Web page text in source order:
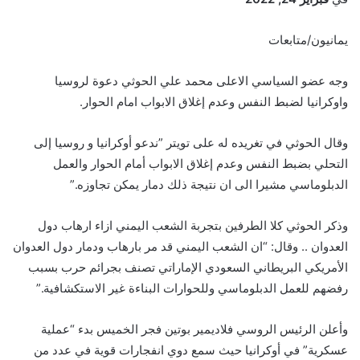
يمانيون/متابعات
وجه عضو السياسي الاعلى محمد علي الحوثي دعوة لروسيا
واوكرانيا لضبط النفس وعدم إغلاق الابواب امام الحوار.
وقال الحوثي في تغريده له على تويتر ‏”ندعو ‎أوكرانيا و ‎روسيا إلى
التحلي بضبط النفس وعدم إغلاق الابواب أمام الحوار والعمل
الدبلوماسي مشيرا الى ان نتيجة ذلك دمار يمكن تجاوزه.”
وذكر الحوثي كلا الطرفين بتجربة الشعب اليمني ازاء ارهاب دول
العدوان .. وقال: “ان الشعب اليمني قد مر بارهاب ودمار دول العدوان
الأمريكي البريطاني السعودي الإماراتي تصنف بجرائم حرب بسبب
رفضهم للعمل الدبلوماسي وللحوارات البناءة غير الاستكشافية.”
‏وأعلن الرئيس الروسي فلاديمير ‎بوتين فجر الخميس بدء “عملية
عسكرية” في ‎أوكرانيا حيث سمع دوي انفجارات قوية في عدد من